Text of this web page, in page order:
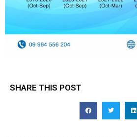
SHARE THIS POST